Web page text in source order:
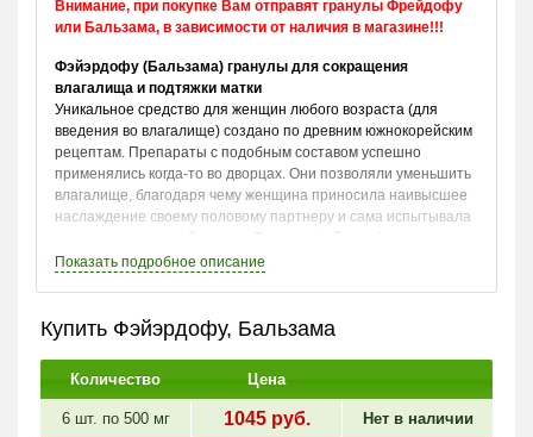
Внимание, при покупке Вам отправят гранулы Фрейдофу
или Бальзама, в зависимости от наличия в магазине!!!
Фэйэрдофу (Бальзама) гранулы для сокращения
влагалища и подтяжки матки
Уникальное средство для женщин любого возраста (для
введения во влагалище) создано по древним южнокорейским
рецептам. Препараты с подобным составом успешно
применялись когда-то во дворцах. Они позволяли уменьшить
влагалище, благодаря чему женщина приносила наивысшее
наслаждение своему половому партнеру и сама испытывала
невероятно мощный оргазм. Гранулы Фэйэрдофу и
Бальзама абсолютно идентичны между собой, и имеют
Показания к применению
Список показаний:
сексуальная холодность (фригидность, сниженное
половое влечение);
Показать подробное описание
Купить Фэйэрдофу, Бальзама
Количество Цена
6 шт. по 500 мг 1045руб. Нет в наличии